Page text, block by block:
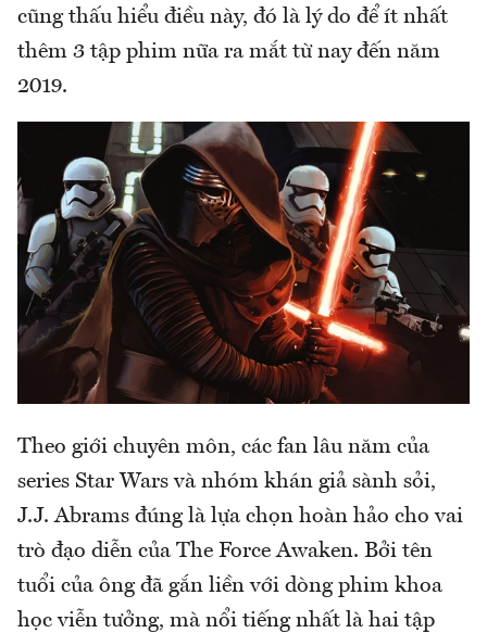
cũng thấu hiểu điều này, đó là lý do để ít nhất
thêm 3 tập phim nữa ra mắt từ nay đến năm
2019.
Theo giới chuyên môn, các fan lâu năm của
series Star Wars và nhóm khán giả sành sỏi,
J.J. Abrams đúng là lựa chọn hoàn hảo cho vai
trò đạo diễn của The Force Awaken. Bởi tên
tuổi của ông đã gắn liền với dòng phim khoa
học viễn tưởng, mà nổi tiếng nhất là hai tập